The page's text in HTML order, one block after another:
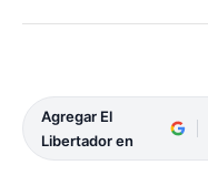
Agregar El
Libertador en